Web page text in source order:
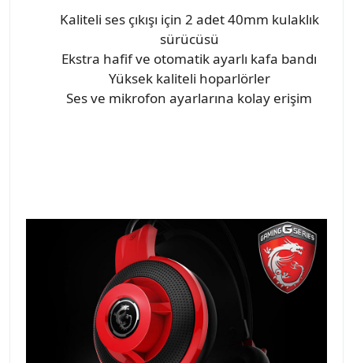
Kaliteli ses çıkışı için 2 adet 40mm kulaklık
sürücüsü
Ekstra hafif ve otomatik ayarlı kafa bandı
Yüksek kaliteli hoparlörler
Ses ve mikrofon ayarlarına kolay erişim